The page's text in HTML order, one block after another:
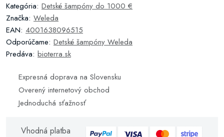
Kategória: Detské šampóny do 1000 €
Značka: Weleda
EAN: 4001638096515
Odporúčame: Detské šampóny Weleda
Predáva: bioterra.sk
Expresná doprava na Slovensku
Overený internetový obchod
Jednoduchá sťažnosť
Vhodná platba